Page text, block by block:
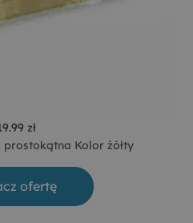
zł
prostokątna Kolor żółty
ofertę